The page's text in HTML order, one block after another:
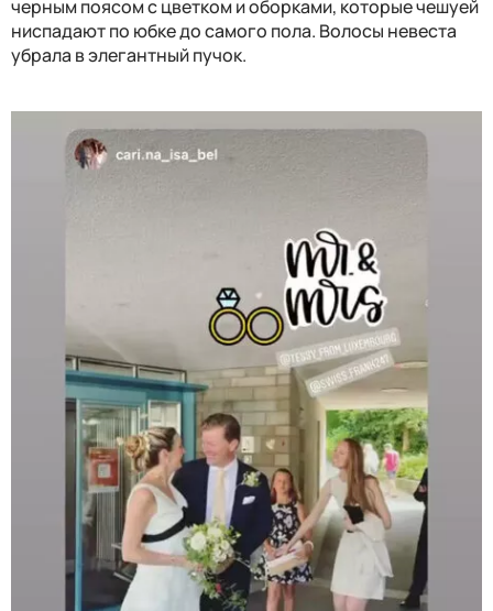
черным поясом с цветком и оборками, которые чешуей
ниспадают по юбке до самого пола. Волосы невеста
убрала в элегантный пучок.